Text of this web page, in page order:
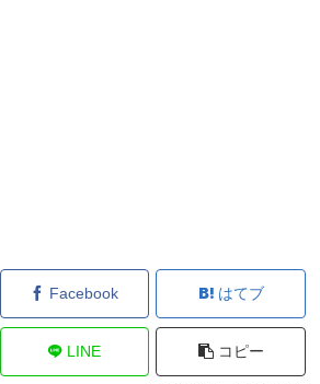
Facebook はてブ
LINE コピー